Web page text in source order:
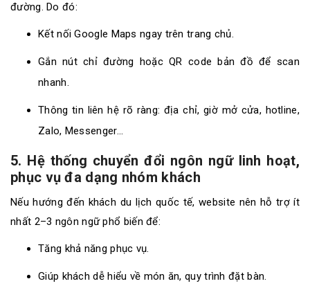
đường. Do đó:
Kết nối Google Maps ngay trên trang chủ.
Gắn nút chỉ đường hoặc QR code bản đồ để scan
nhanh.
Thông tin liên hệ rõ ràng: địa chỉ, giờ mở cửa, hotline,
Zalo, Messenger…
5. Hệ thống chuyển đổi ngôn ngữ linh hoạt,
phục vụ đa dạng nhóm khách
Nếu hướng đến khách du lịch quốc tế, website nên hỗ trợ ít
nhất 2–3 ngôn ngữ phổ biến để:
Tăng khả năng phục vụ.
Giúp khách dễ hiểu về món ăn, quy trình đặt bàn.